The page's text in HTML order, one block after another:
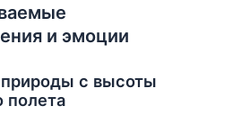
и эмоции
природы с высоты
полета